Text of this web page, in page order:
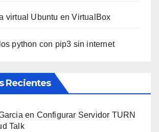
virtual Ubuntu en VirtualBox
python con pip3 sin internet
Recientes
en Configurar Servidor TURN
Talk